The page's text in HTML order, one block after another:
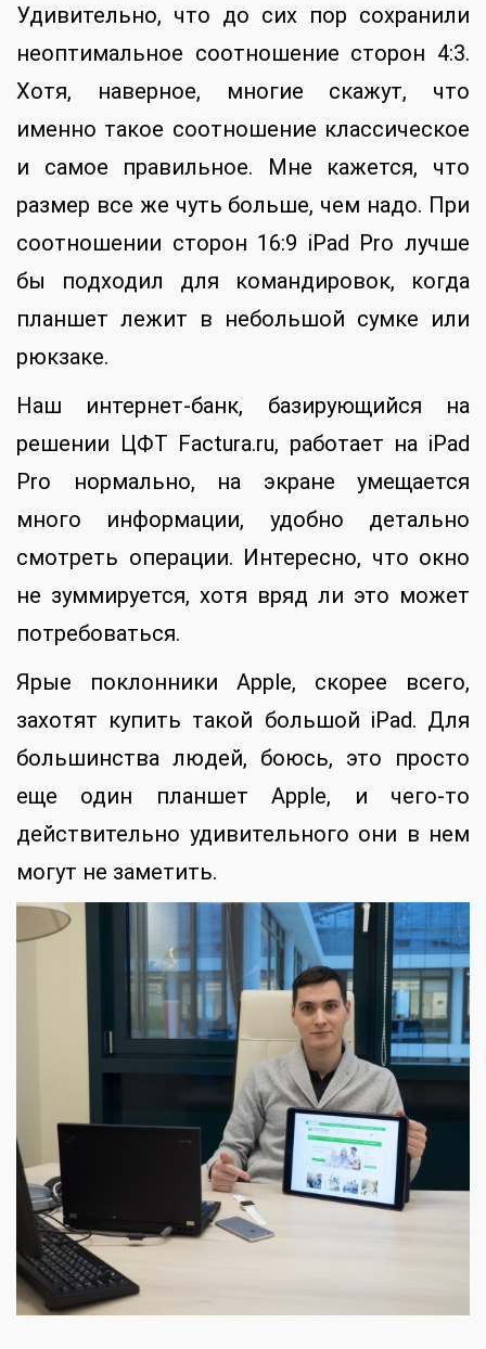
Удивительно, что до сих пор сохранили
неоптимальное соотношение сторон 4:3.
Хотя, наверное, многие скажут, что
именно такое соотношение классическое
и самое правильное. Мне кажется, что
размер все же чуть больше, чем надо. При
соотношении сторон 16:9 iPad Pro лучше
бы подходил для командировок, когда
планшет лежит в небольшой сумке или
рюкзаке.
Наш интернет-банк, базирующийся на
решении ЦФТ Factura.ru, работает на iPad
Pro нормально, на экране умещается
много информации, удобно детально
смотреть операции. Интересно, что окно
не зуммируется, хотя вряд ли это может
потребоваться.
Ярые поклонники Apple, скорее всего,
захотят купить такой большой iPad. Для
большинства людей, боюсь, это просто
еще один планшет Apple, и чего-то
действительно удивительного они в нем
могут не заметить.